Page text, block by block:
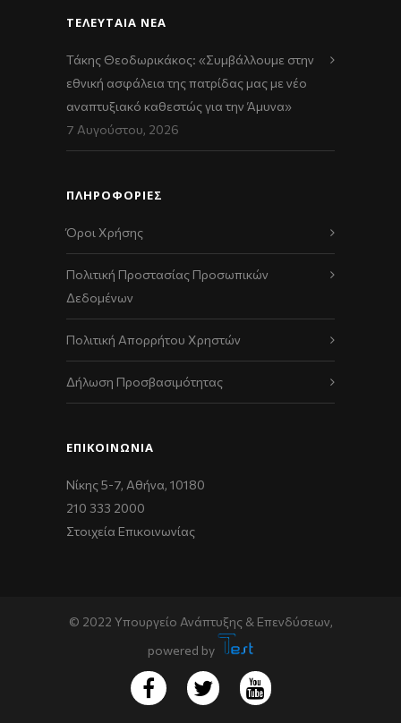
ΤΕΛΕΥΤΑΊΑ ΝΈΑ
Τάκης Θεοδωρικάκος: «Συμβάλλουμε στην
εθνική ασφάλεια της πατρίδας μας με νέο
αναπτυξιακό καθεστώς για την Άμυνα»
7 Αυγούστου, 2026
ΠΛΗΡΟΦΟΡΙΕΣ
Όροι Χρήσης
Πολιτική Προστασίας Προσωπικών
Δεδομένων
Πολιτική Απορρήτου Χρηστών
Δήλωση Προσβασιμότητας
ΕΠΙΚΟΙΝΩΝΊΑ
Νίκης 5-7, Αθήνα, 10180
210 333 2000
Στοιχεία Επικοινωνίας
© 2022 Υπουργείο Ανάπτυξης & Επενδύσεων,
powered by